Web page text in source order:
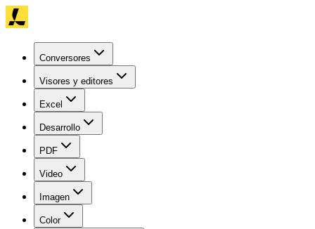
Conversores
Visores y editores
Excel
Desarrollo
PDF
Video
Imagen
Color